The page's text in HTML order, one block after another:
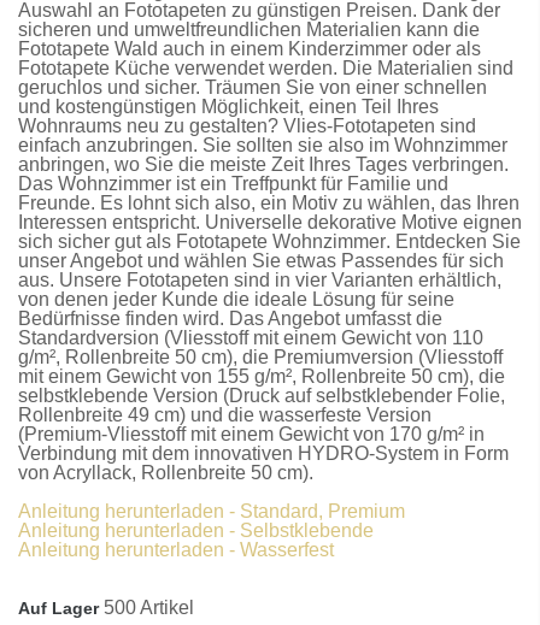
Auswahl an Fototapeten zu günstigen Preisen. Dank der
sicheren und umweltfreundlichen Materialien kann die
Fototapete Wald auch in einem Kinderzimmer oder als
Fototapete Küche verwendet werden. Die Materialien sind
geruchlos und sicher. Träumen Sie von einer schnellen
und kostengünstigen Möglichkeit, einen Teil Ihres
Wohnraums neu zu gestalten? Vlies-Fototapeten sind
einfach anzubringen. Sie sollten sie also im Wohnzimmer
anbringen, wo Sie die meiste Zeit Ihres Tages verbringen.
Das Wohnzimmer ist ein Treffpunkt für Familie und
Freunde. Es lohnt sich also, ein Motiv zu wählen, das Ihren
Interessen entspricht. Universelle dekorative Motive eignen
sich sicher gut als Fototapete Wohnzimmer. Entdecken Sie
unser Angebot und wählen Sie etwas Passendes für sich
aus. Unsere Fototapeten sind in vier Varianten erhältlich,
von denen jeder Kunde die ideale Lösung für seine
Bedürfnisse finden wird. Das Angebot umfasst die
Standardversion (Vliesstoff mit einem Gewicht von 110
g/m², Rollenbreite 50 cm), die Premiumversion (Vliesstoff
mit einem Gewicht von 155 g/m², Rollenbreite 50 cm), die
selbstklebende Version (Druck auf selbstklebender Folie,
Rollenbreite 49 cm) und die wasserfeste Version
(Premium-Vliesstoff mit einem Gewicht von 170 g/m² in
Verbindung mit dem innovativen HYDRO-System in Form
von Acryllack, Rollenbreite 50 cm).
Anleitung herunterladen - Standard, Premium
Anleitung herunterladen - Selbstklebende
Anleitung herunterladen - Wasserfest
Auf Lager 500 Artikel